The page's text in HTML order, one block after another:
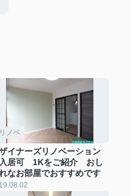
リノベ
イナーズリノベーション
居可 1Kをご紹介 おし
なお部屋でおすすめです